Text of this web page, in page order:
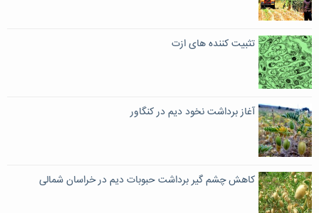
تثبیت کننده های ازت
آغاز برداشت نخود دیم در کنگاور
کاهش چشم گیر برداشت حبوبات دیم در خراسان شمالی